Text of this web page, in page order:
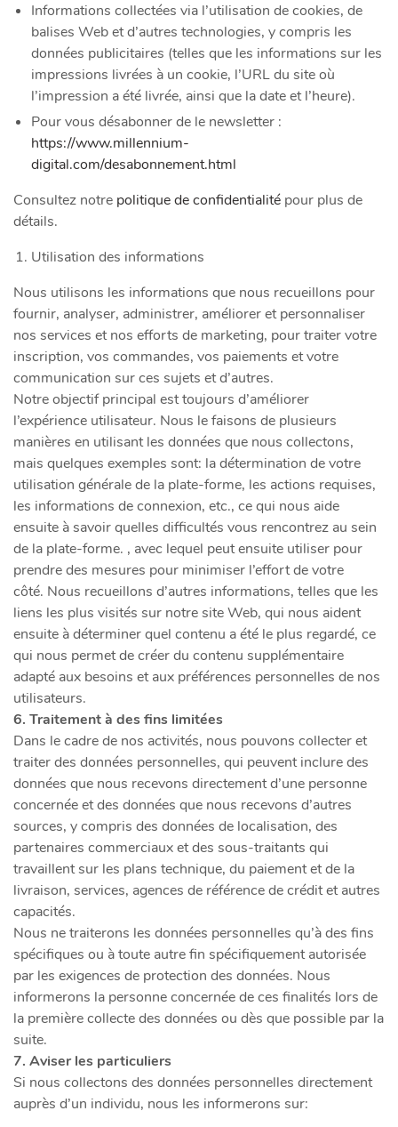
Informations collectées via l’utilisation de cookies, de
balises Web et d’autres technologies, y compris les
données publicitaires (telles que les informations sur les
impressions livrées à un cookie, l’URL du site où
l’impression a été livrée, ainsi que la date et l’heure).
Pour vous désabonner de le newsletter :
https://www.millennium-
digital.com/desabonnement.html
Consultez notre politique de confidentialité pour plus de
détails.
Utilisation des informations
Nous utilisons les informations que nous recueillons pour
fournir, analyser, administrer, améliorer et personnaliser
nos services et nos efforts de marketing, pour traiter votre
inscription, vos commandes, vos paiements et votre
communication sur ces sujets et d’autres.
Notre objectif principal est toujours d’améliorer
l’expérience utilisateur. Nous le faisons de plusieurs
manières en utilisant les données que nous collectons,
mais quelques exemples sont: la détermination de votre
utilisation générale de la plate-forme, les actions requises,
les informations de connexion, etc., ce qui nous aide
ensuite à savoir quelles difficultés vous rencontrez au sein
de la plate-forme. , avec lequel peut ensuite utiliser pour
prendre des mesures pour minimiser l’effort de votre
côté. Nous recueillons d’autres informations, telles que les
liens les plus visités sur notre site Web, qui nous aident
ensuite à déterminer quel contenu a été le plus regardé, ce
qui nous permet de créer du contenu supplémentaire
adapté aux besoins et aux préférences personnelles de nos
utilisateurs.
6. Traitement à des fins limitées
Dans le cadre de nos activités, nous pouvons collecter et
traiter des données personnelles, qui peuvent inclure des
données que nous recevons directement d’une personne
concernée et des données que nous recevons d’autres
sources, y compris des données de localisation, des
partenaires commerciaux et des sous-traitants qui
travaillent sur les plans technique, du paiement et de la
livraison, services, agences de référence de crédit et autres
capacités.
Nous ne traiterons les données personnelles qu’à des fins
spécifiques ou à toute autre fin spécifiquement autorisée
par les exigences de protection des données. Nous
informerons la personne concernée de ces finalités lors de
la première collecte des données ou dès que possible par la
suite.
7. Aviser les particuliers
Si nous collectons des données personnelles directement
auprès d’un individu, nous les informerons sur: